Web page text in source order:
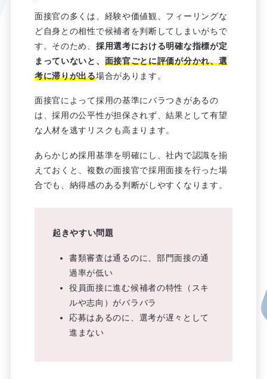
面接官の多くは、経験や価値観、フィーリングな
ど自身との相性で候補者を判断してしまいがちで
す。そのため、 採用選考における明確な指標が定
まっていないと、 面接官ごとに評価が分かれ、選
考に滞りが出る場合があります。
面接官によって採用の基準にバラつきがあるの
は、採用の公平性が担保されず、結果として有望
な人材を逃すリスクも高まります。
あらかじめ採用基準を明確にし、社内で認識を揃
えておくと、複数の面接官で採用面接を行った場
合でも、納得感のある判断がしやすくなります。
起きやすい問題
書類審査は通るのに、部門面接の通
過率が低い
役員面接に進む候補者の特性（スキ
ルや志向）がバラバラ
応募はあるのに、選考が遅々として
進まない